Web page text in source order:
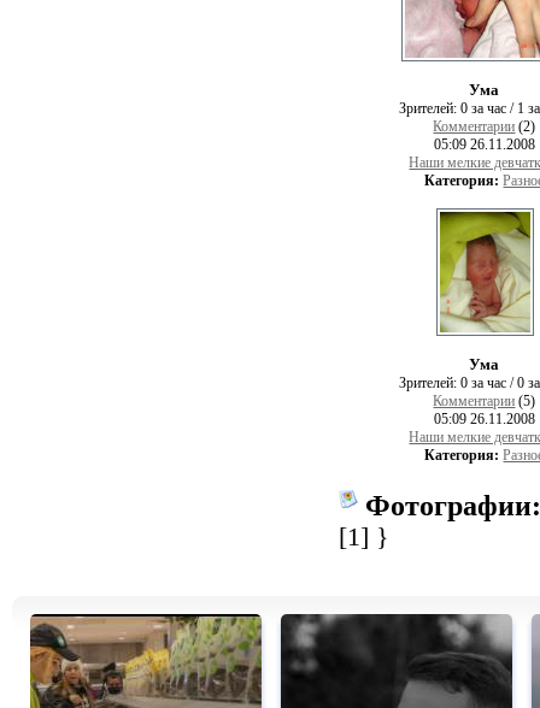
Ума
Зрителей: 0 за час / 1
Комментарии (2)
05:09 26.11.2008
Наши мелкие
Категория:
Ума
Зрителей: 0 за час / 0
Комментарии (5)
05:09 26.11.2008
Наши мелкие
Категория:
[1] }